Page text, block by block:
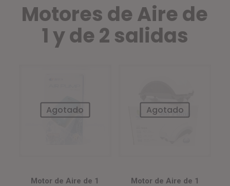
Motores de Aire de
1 y de 2 salidas
Agotado
Motor de Aire de 1
Agotado
Motor de Aire de 1